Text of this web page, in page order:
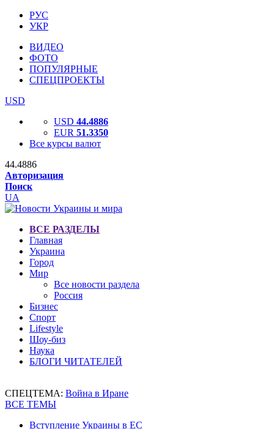
РУС
УКР
ВИДЕО
ФОТО
ПОПУЛЯРНЫЕ
СПЕЦПРОЕКТЫ
USD
USD 44.4886
EUR 51.3350
Все курсы валют
44.4886
Авторизация
Поиск
UA
ВСЕ РАЗДЕЛЫ
Главная
Украина
Город
Мир
Все новости раздела
Россия
Бизнес
Спорт
Lifestyle
Шоу-биз
Наука
БЛОГИ ЧИТАТЕЛЕЙ
СПЕЦТЕМА: Война в Иране
ВСЕ ТЕМЫ
Вступление Украины в ЕС